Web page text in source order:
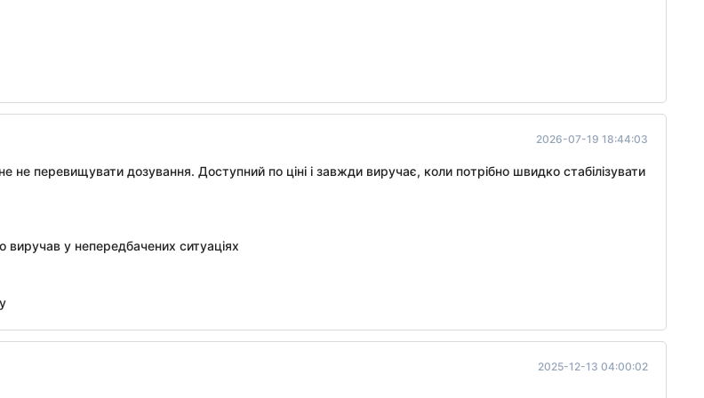
2026-07-19 18:44:03
не перевищувати дозування. Доступний по ціні і завжди виручає, коли потрібно швидко стабілізувати
у непередбачених ситуаціях
2025-12-13 04:00:02